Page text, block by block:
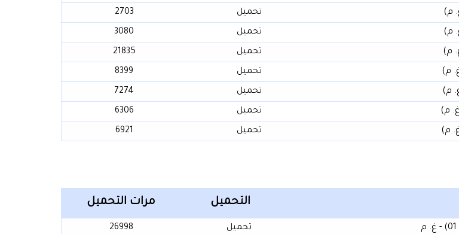
تحميل 2703
تحميل 3080
تحميل 21835
تحميل 8399
تحميل 7274
تحميل 6306
تحميل 6921
التحميل مرات التحميل
تحميل 26998